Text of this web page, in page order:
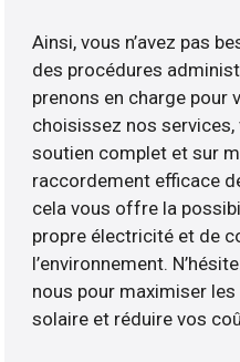
Ainsi, vous n’avez pas
des procédures
prenons en charge pour
choisissez nos services,
soutien complet et sur
raccordement efficace
cela vous offre la
propre électricité et de
l’environnement.
nous pour maximiser les
solaire et réduire vos